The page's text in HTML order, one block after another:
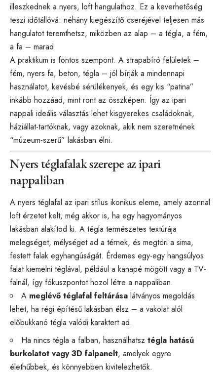
illeszkednek a nyers, loft hangulathoz. Ez a keverhetőség
teszi időtállóvá: néhány kiegészítő cseréjével teljesen más
hangulatot teremthetsz, miközben az alap – a tégla, a fém,
a fa – marad.
A praktikum is fontos szempont. A strapabíró felületek –
fém, nyers fa, beton, tégla – jól bírják a mindennapi
használatot, kevésbé sérülékenyek, és egy kis “patina”
inkább hozzáad, mint ront az összképen. Így az ipari
nappali ideális választás lehet kisgyerekes családoknak,
háziállat-tartóknak, vagy azoknak, akik nem szeretnének
“múzeum-szerű” lakásban élni.
Nyers téglafalak szerepe az ipari
nappaliban
A nyers téglafal az ipari stílus ikonikus eleme, amely azonnal
loft érzetet kelt, még akkor is, ha egy hagyományos
lakásban alakítod ki. A tégla természetes textúrája
melegséget, mélységet ad a térnek, és megtöri a sima,
festett falak egyhangúságát. Érdemes egy-egy hangsúlyos
falat kiemelni téglával, például a kanapé mögött vagy a TV-
falnál, így fókuszpontot hozol létre a nappaliban.
A meglévő téglafal feltárása látványos megoldás
lehet, ha régi építésű lakásban élsz – a vakolat alól
előbukkanó tégla valódi karaktert ad.
Ha nincs tégla a falban, használhatsz tégla hatású
burkolatot vagy 3D falpanelt, amelyek egyre
élethűbbek, és könnyebben kivitelezhetők.